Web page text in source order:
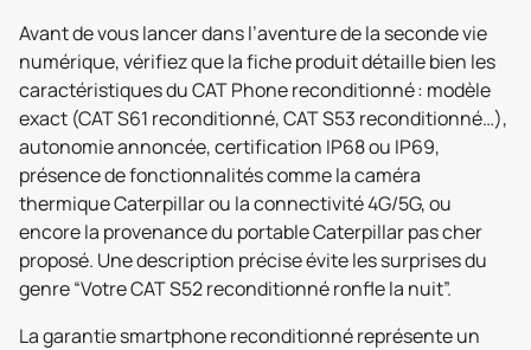
Avant de vous lancer dans l’aventure de la seconde vie
numérique, vérifiez que la fiche produit détaille bien les
caractéristiques du CAT Phone reconditionné : modèle
exact (CAT S61 reconditionné, CAT S53 reconditionné…),
autonomie annoncée, certification IP68 ou IP69,
présence de fonctionnalités comme la caméra
thermique Caterpillar ou la connectivité 4G/5G, ou
encore la provenance du portable Caterpillar pas cher
proposé. Une description précise évite les surprises du
genre “Votre CAT S52 reconditionné ronfle la nuit”.
La garantie smartphone reconditionné représente un